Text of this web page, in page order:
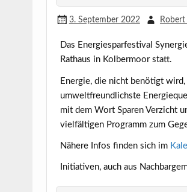
3. September 2022 Robert
Das Energiesparfestival
Rathaus in Kolbermoor statt.
Energie, die nicht benötigt
umweltfreundlichste
mit dem Wort Sparen Verzicht
vielfältigen Programm zum
Nähere Infos finden sich im
Initiativen, auch aus